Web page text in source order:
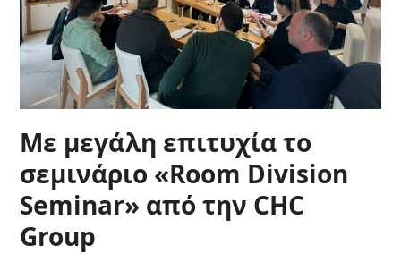
Με μεγάλη επιτυχία το
σεμινάριο «Room Division
Seminar» από την CHC
Group